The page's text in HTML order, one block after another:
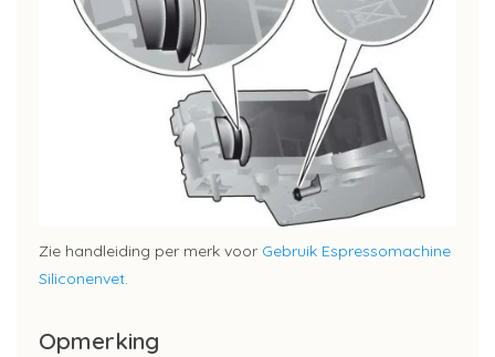
Zie handleiding per merk voor Gebruik Espressomachine
Siliconenvet.
Opmerking